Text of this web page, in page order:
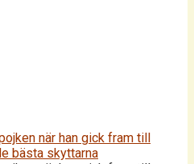
när han gick fram till
bästa skyttarna